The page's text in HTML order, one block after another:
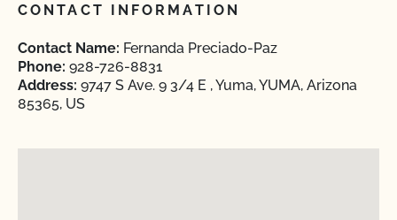
CONTACT INFORMATION
Contact Name: Fernanda Preciado-Paz
Phone: 928-726-8831
Address: 9747 S Ave. 9 3/4 E , Yuma, YUMA, Arizona
85365, US